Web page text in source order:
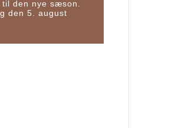
til den nye sæson.
den 5. august